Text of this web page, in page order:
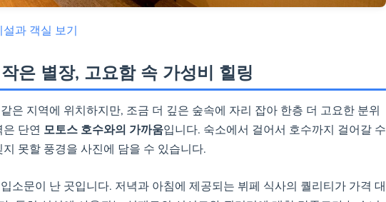
과 객실 보기
은 별장, 고요함 속 가성비 힐링
은 지역에 위치하지만, 조금 더 깊은 숲속에 자리 잡아 한층 더 고요한 분위
단연 모토스 호수와의 가까움입니다. 숙소에서 걸어서 호수까지 걸어갈 수
못할 풍경을 사진에 담을 수 있습니다.
소문이 난 곳입니다. 저녁과 아침에 제공되는 뷔페 식사의 퀄리티가 가격 대